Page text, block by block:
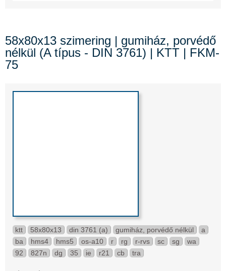
58x80x13 szimering | gumiház, porvédő
nélkül (A típus - DIN 3761) | KTT | FKM-
75
ktt 58x80x13 din 3761 (a) gumiház, porvédő nélkül
a
ba
hms4 hms5 os-a10 r rg r-rvs sc sg
wa
92
827n dg 35 ie r21 cb tra